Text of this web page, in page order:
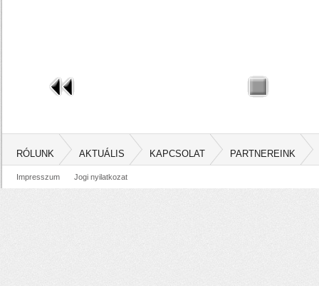
RÓLUNK AKTUÁLIS KAPCSOLAT PARTNEREINK
Impresszum Jogi nyilatkozat